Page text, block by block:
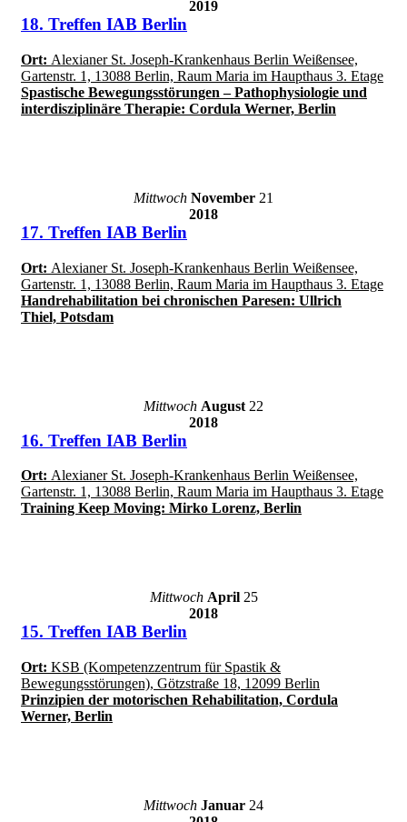
2019
18. Treffen IAB Berlin
Ort: Alexianer St. Joseph-Krankenhaus Berlin Weißensee,
Gartenstr. 1, 13088 Berlin, Raum Maria im Haupthaus 3. Etage
Spastische Bewegungsstörungen – Pathophysiologie und
interdisziplinäre Therapie: Cordula Werner, Berlin
Mittwoch November 21
2018
17. Treffen IAB Berlin
Ort: Alexianer St. Joseph-Krankenhaus Berlin Weißensee,
Gartenstr. 1, 13088 Berlin, Raum Maria im Haupthaus 3. Etage
Handrehabilitation bei chronischen Paresen: Ullrich
Thiel, Potsdam
Mittwoch August 22
2018
16. Treffen IAB Berlin
Ort: Alexianer St. Joseph-Krankenhaus Berlin Weißensee,
Gartenstr. 1, 13088 Berlin, Raum Maria im Haupthaus 3. Etage
Training Keep Moving: Mirko Lorenz, Berlin
Mittwoch April 25
2018
15. Treffen IAB Berlin
Ort: KSB (Kompetenzzentrum für Spastik &
Bewegungsstörungen), Götzstraße 18, 12099 Berlin
Prinzipien der motorischen Rehabilitation, Cordula
Werner, Berlin
Mittwoch Januar 24